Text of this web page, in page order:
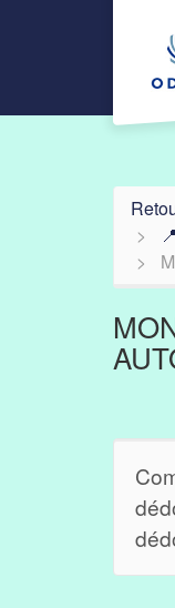
Aller au menu
Aller au contenu
Personnaliser